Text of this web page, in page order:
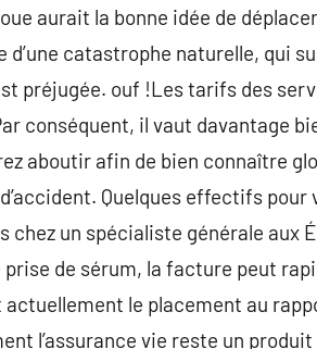
aurait la bonne idée de
d’une catastrophe naturelle, qui
préjugée. ouf !Les tarifs des
conséquent, il vaut davantage
aboutir afin de bien connaître
Quelques effectifs pour
chez un spécialiste générale aux
de sérum, la facture peut
le placement au
l’assurance vie reste un produit